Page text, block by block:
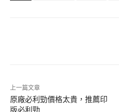
上一篇文章
原廠必利勁價格太貴，推薦印
版必利勁